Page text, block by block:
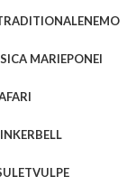
NEMO
MARIEPONEI
VULPE